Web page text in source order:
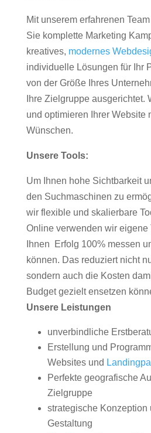
Mit unserem erfahrenen
Sie komplette Marketing
kreatives, modernes
individuelle Lösungen für Ihr
von der Größe Ihres
Ihre Zielgruppe ausgerichtet.
und optimieren Ihrer Website
Wünschen.
Unsere Tools:
Um Ihnen hohe Sichtbarkeit
den Suchmaschinen zu
wir flexible und skalierbare
Online verwenden wir eigene
Ihnen Erfolg 100% messen
können. Das reduziert nicht
sondern auch die Kosten
Budget gezielt ensetzen
Unsere Leistungen
unverbindliche
Erstellung und
Websites und
Perfekte geografische
Zielgruppe
strategische Konzeption
Gestaltung